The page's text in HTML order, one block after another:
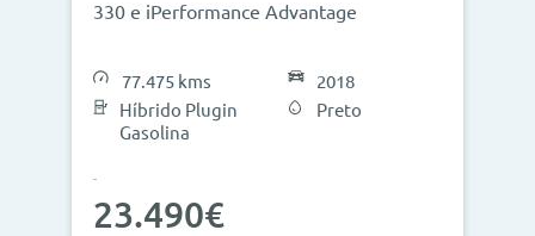
330 e iPerformance Advantage
77.475 kms
Híbrido Plugin
Gasolina
2018
Preto
23.490€